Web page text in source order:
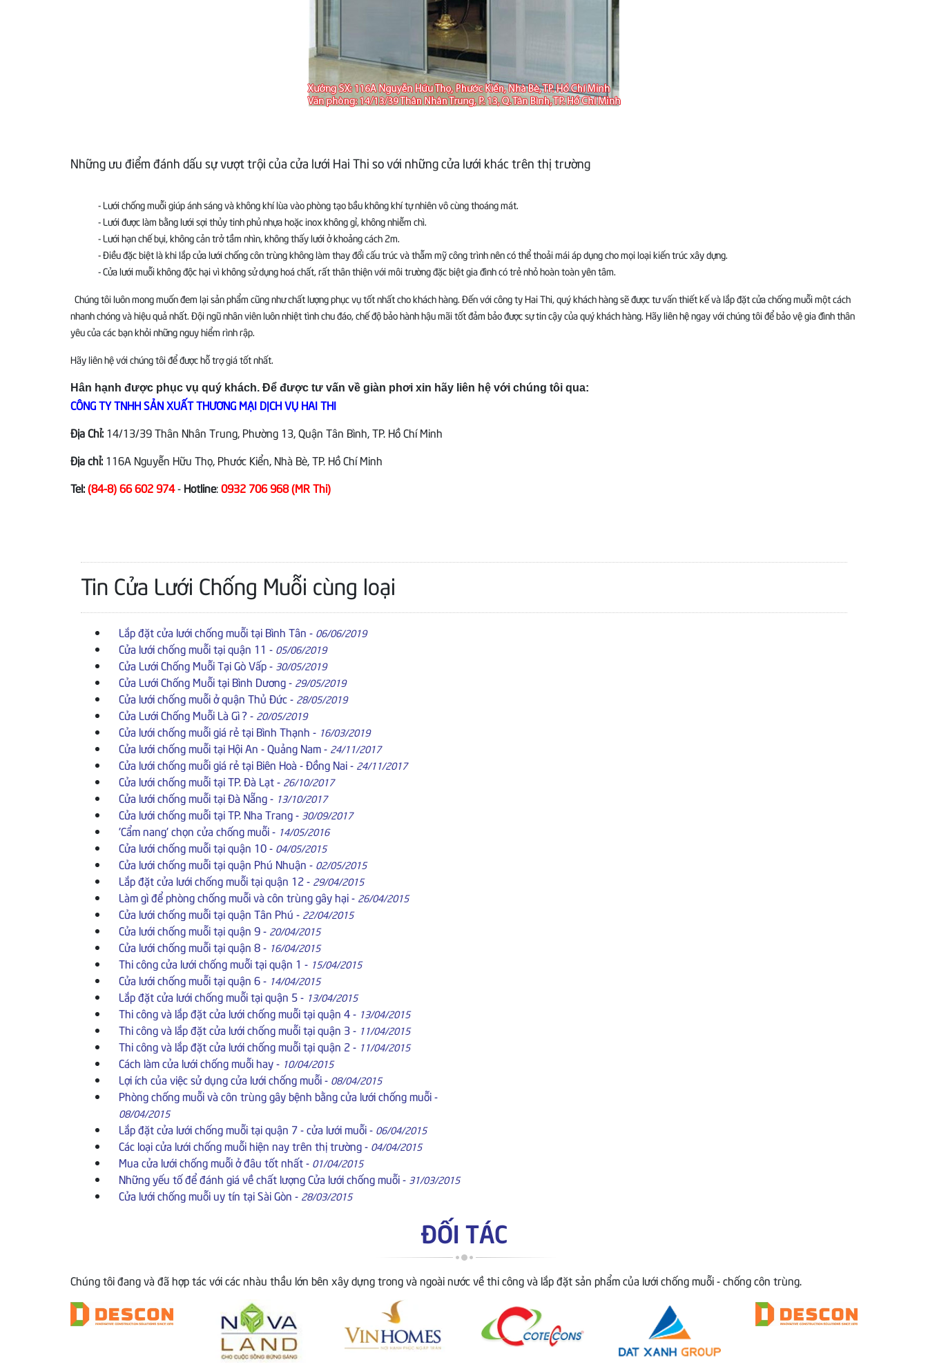
Những ưu điểm đánh dấu sự vượt trội của cửa lưới Hai Thi so với những cửa lưới khác trên thị trường
- Lưới chống muỗi giúp ánh sáng và không khí lùa vào phòng tạo bầu không khí tự nhiên vô cùng thoáng mát.
- Lưới được làm bằng lưới sợi thủy tinh phủ nhựa hoặc inox không gỉ, không nhiễm chì.
- Lưới hạn chế bụi, không cản trở tầm nhìn, không thấy lưới ở khoảng cách 2m.
- Điều đặc biệt là khi lắp cửa lưới chống côn trùng không làm thay đổi cấu trúc và thẫm mỹ công trình nên có thể thoải mái áp dụng cho mọi loại kiến trúc xây dựng.
- Cửa lưới muỗi không độc hại vì không sử dụng hoá chất, rất thân thiện với môi trường đặc biệt gia đình có trẻ nhỏ hoàn toàn yên tâm.
Chúng tôi luôn mong muốn đem lại sản phẩm cũng như chất lượng phục vụ tốt nhất cho khách hàng. Đến với công ty Hai Thi, quý khách hàng sẽ được tư vấn thiết kế và lắp đặt cửa chống muỗi một cách
nhanh chóng và hiệu quả nhất. Đội ngũ nhân viên luôn nhiệt tình chu đáo, chế độ bảo hành hậu mãi tốt đảm bảo được sự tin cậy của quý khách hàng. Hãy liên hệ ngay với chúng tôi để bảo vệ gia đình thân
yêu của các bạn khỏi những nguy hiểm rình rập.
Hãy liên hệ với chúng tôi để được hỗ trợ giá tốt nhất.
Hân hạnh được phục vụ quý khách. Để được tư vấn về giàn phơi xin hãy liên hệ với chúng tôi qua:
CÔNG TY TNHH SẢN XUẤT THƯƠNG MẠI DỊCH VỤ HAI THI
Địa Chỉ: 14/13/39 Thân Nhân Trung, Phường 13, Quận Tân Bình, TP. Hồ Chí Minh
Địa chỉ: 116A Nguyễn Hữu Thọ, Phước Kiển, Nhà Bè, TP. Hồ Chí Minh
Tel:(84-8) 66 602 974- Hotline:0932 706 968 (MR Thi)
Tin Cửa Lưới Chống Muỗi cùng loại
Lắp đặt cửa lưới chống muỗi tại Bình Tân - 06/06/2019
Cửa lưới chống muỗi tại quận 11 - 05/06/2019
Cửa Lưới Chống Muỗi Tại Gò Vấp- 30/05/2019
Cửa Lưới Chống Muỗi tại Bình Dương- 29/05/2019
Cửa lưới chống muỗi ở quận Thủ Đức- 28/05/2019
Cửa Lưới Chống Muỗi Là Gì ?- 20/05/2019
Cửa lưới chống muỗi giá rẻ tại Bình Thạnh - 16/03/2019
Cửa lưới chống muỗi tại Hội An - Quảng Nam- 24/11/2017
Cửa lưới chống muỗi giá rẻ tại Biên Hoà - Đồng Nai- 24/11/2017
Cửa lưới chống muỗi tại TP. Đà Lạt- 26/10/2017
Cửa lưới chống muỗi tại Đà Nẵng- 13/10/2017
Cửa lưới chống muỗi tại TP. Nha Trang- 30/09/2017
'Cẩm nang' chọn cửa chống muỗi- 14/05/2016
Cửa lưới chống muỗi tại quận 10- 04/05/2015
Cửa lưới chống muỗi tại quận Phú Nhuận - 02/05/2015
Lắp đặt cửa lưới chống muỗi tại quận 12- 29/04/2015
Làm gì để phòng chống muỗi và côn trùng gây hại- 26/04/2015
Cửa lưới chống muỗi tại quận Tân Phú - 22/04/2015
Cửa lưới chống muỗi tại quận 9- 20/04/2015
Cửa lưới chống muỗi tại quận 8- 16/04/2015
Thi công cửa lưới chống muỗi tại quận 1 - 15/04/2015
Cửa lưới chống muỗi tại quận 6- 14/04/2015
Lắp đặt cửa lưới chống muỗi tại quận 5- 13/04/2015
Thi công và lắp đặt cửa lưới chống muỗi tại quận 4- 13/04/2015
Thi công và lắp đặt cửa lưới chống muỗi tại quận 3- 11/04/2015
Thi công và lắp đặt cửa lưới chống muỗi tại quận 2- 11/04/2015
Cách làm cửa lưới chống muỗi hay- 10/04/2015
Lợi ích của việc sử dụng cửa lưới chống muỗi- 08/04/2015
Phòng chống muỗi và côn trùng gây bệnh bằng cửa lưới chống muỗi-
08/04/2015
Lắp đặt cửa lưới chống muỗi tại quận 7 - cửa lưới muỗi- 06/04/2015
Các loại cửa lưới chống muỗi hiện nay trên thị trường- 04/04/2015
Mua cửa lưới chống muỗi ở đâu tốt nhất- 01/04/2015
Những yếu tố để đánh giá về chất lượng Cửa lưới chống muỗi- 31/03/2015
Cửa lưới chống muỗi uy tín tại Sài Gòn - 28/03/2015
ĐỐI TÁC
Chúng tôi đang và đã hợp tác với các nhàu thầu lớn bên xây dựng trong và ngoài nước về thi công và lắp đặt sản phẩm của lưới chống muỗi - chống côn trùng.